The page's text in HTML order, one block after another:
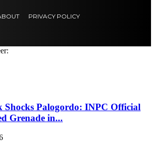
PRIVACY POLICY
Shocks Palogordo: INPC Official
Grenade in...